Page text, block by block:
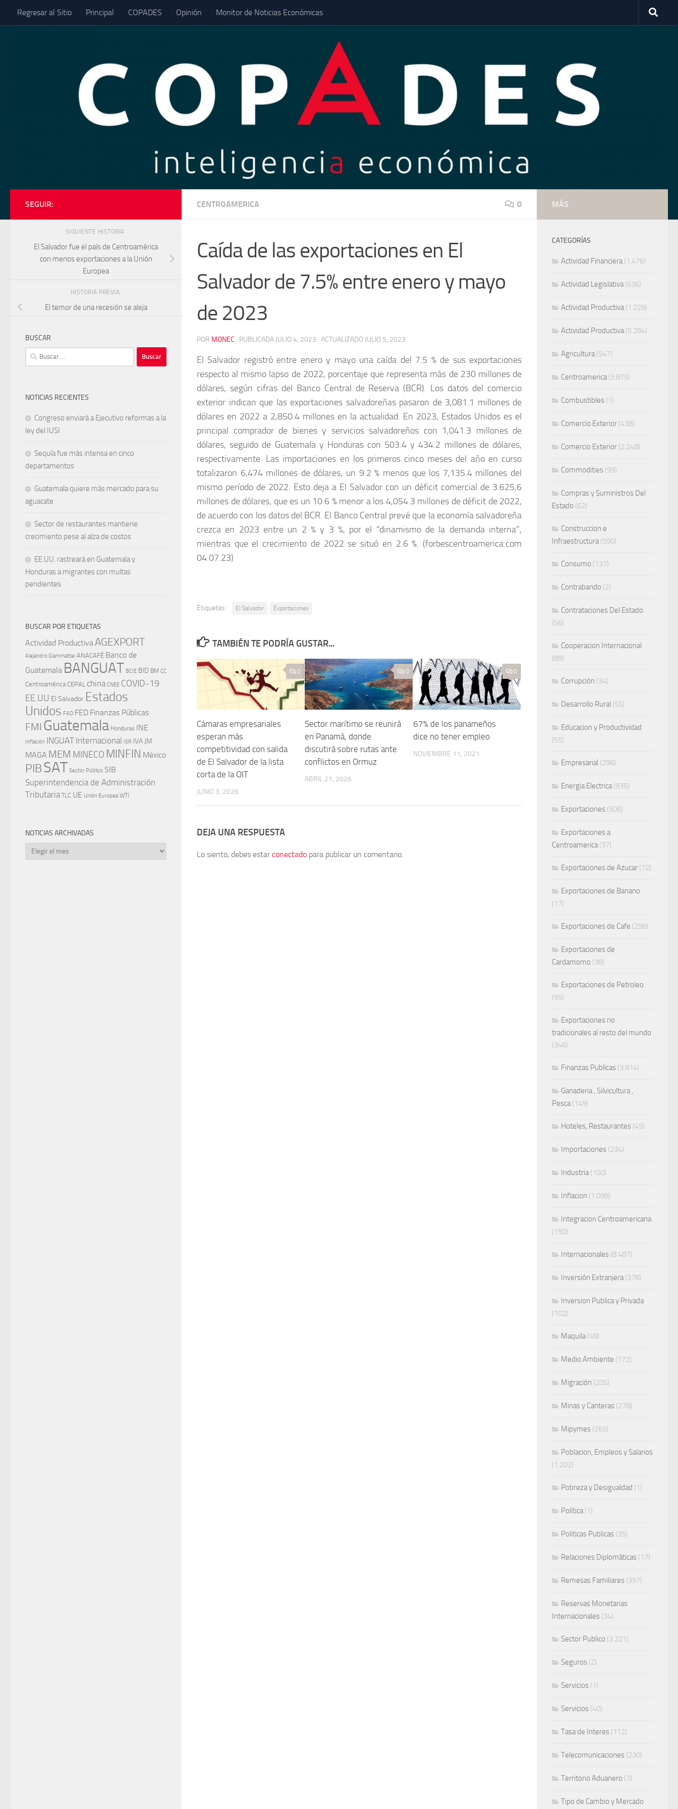
Saltar al contenido
Regresar al Sitio Principal COPADES Opinión Monitor de Noticias Económicas
CENTROAMERICA 0
Caída de las exportaciones en El
Salvador de 7.5% entre enero y mayo
de 2023
POR MONEC · PUBLICADA JULIO 4, 2023 · ACTUALIZADO JULIO 5, 2023
El Salvador registró entre enero y mayo una caída del 7.5 % de sus exportaciones
respecto al mismo lapso de 2022, porcentaje que representa más de 230 millones de
dólares, según cifras del Banco Central de Reserva (BCR). Los datos del comercio
exterior indican que las exportaciones salvadoreñas pasaron de 3,081.1 millones de
dólares en 2022 a 2,850.4 millones en la actualidad. En 2023, Estados Unidos es el
principal comprador de bienes y servicios salvadoreños con 1,041.3 millones de
dólares, seguido de Guatemala y Honduras con 503.4 y 434.2 millones de dólares,
respectivamente. Las importaciones en los primeros cinco meses del año en curso
totalizaron 6,474 millones de dólares, un 9.2 % menos que los 7,135.4 millones del
mismo período de 2022. Esto deja a El Salvador con un déficit comercial de 3.625,6
millones de dólares, que es un 10.6 % menor a los 4,054.3 millones de déficit de 2022,
de acuerdo con los datos del BCR. El Banco Central prevé que la economía salvadoreña
crezca en 2023 entre un 2 % y 3 %, por el “dinamismo de la demanda interna”,
mientras que el crecimiento de 2022 se situó en 2.6 %. (forbescentroamerica.com
04.07.23)
Etiquetas: El Salvador Exportaciones
TAMBIÉN TE PODRÍA GUSTAR...
0
Cámaras empresariales
esperan más
competitividad con salida
de El Salvador de la lista
corta de la OIT
JUNIO 3, 2026
0
Sector marítimo se reunirá
en Panamá, donde
discutirá sobre rutas ante
conflictos en Ormuz
ABRIL 21, 2026
0
67% de los panameños
dice no tener empleo
NOVIEMBRE 11, 2021
DEJA UNA RESPUESTA
Lo siento, debes estarconectado para publicar un comentario.
SEGUIR:
SIGUIENTE HISTORIA
El Salvador fue el país de Centroamérica
con menos exportaciones a la Unión
Europea
HISTORIA PREVIA
El temor de una recesión se aleja
BUSCAR
Buscar:
NOTICIAS RECIENTES
Congreso enviará a Ejecutivo reformas a la
ley del IUSI
Sequía fue más intensa en cinco
departamentos
Guatemala quiere más mercado para su
aguacate
Sector de restaurantes mantiene
crecimiento pese al alza de costos
EE.UU. rastreará en Guatemala y
Honduras a migrantes con multas
pendientes
BUSCAR POR ETIQUETAS
Actividad Productiva AGEXPORT
Alejandro Giammattei ANACAFÉ Banco de
Guatemala BANGUAT BCIE BID BM CC
Centroamérica CEPAL china CNEE COVID-19
EE.UU El Salvador Estados
Unidos FAO FED Finanzas Públicas
FMI Guatemala Honduras INE
Inflación INGUAT Internacional ISR IVA JM
MAGA MEM MINECO MINFIN México
PIBSAT Sector Público SIB
Superintendencia de Administración
Tributaria TLC UE Unión Europea WTI
NOTICIAS ARCHIVADAS
Noticias
MÁS
CATEGORÍAS
Actividad Financiera(1.476)
Actividad Legislativa(636)
Actividad Productiva(1.228)
Actividad Productiva(5.284)
Agricultura(547)
Centroamerica(3.875)
Combustibles (1)
Comercio Exterior (438)
Comercio Exterior (2.248)
Commodities (99)
Compras y Suministros Del
Estado (62)
Construccion e
Infraestructura(590)
Consumo (137)
Contrabando (2)
Contrataciones Del Estado
(56)
Cooperacion Internacional
(89)
Corrupción (34)
Desarrollo Rural (55)
Educacion y Productividad
(55)
Empresarial (296)
Energia Electrica(935)
Exportaciones (506)
Exportaciones a
Centroamerica(37)
Exportaciones de Azucar (72)
Exportaciones de Banano
(17)
Exportaciones de Cafe (298)
Exportaciones de
Cardamomo (38)
Exportaciones de Petroleo
(95)
Exportaciones no
tradicionales al resto del mundo
(346)
Finanzas Publicas (3.814)
Ganaderia , Silvicultura ,
Pesca(149)
Hoteles, Restaurantes (45)
Importaciones (234)
Industria(100)
Inflacion (1.098)
Integracion Centroamericana
(150)
Internacionales (8.487)
Inversión Extranjera(378)
Inversion Publica y Privada
(102)
Maquila(49)
Medio Ambiente (172)
Migración (205)
Minas y Canteras (278)
Mipymes (265)
Poblacion, Empleos y Salarios
(1.202)
Pobreza y Desigualdad (1)
Política(1)
Politicas Publicas (35)
Relaciones Diplomáticas (17)
Remesas Familiares (397)
Reservas Monetarias
Internacionales (34)
Sector Publico (3.221)
Seguros (2)
Servicios (1)
Servicios (40)
Tasa de Interes (112)
Telecomunicaciones (230)
Territorio Aduanero (7)
Tipo de Cambio y Mercado